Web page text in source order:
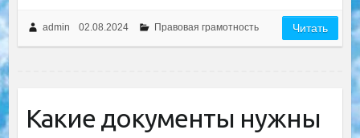
admin 02.08.2024 Правовая грамотность Читать
Какие документы нужны